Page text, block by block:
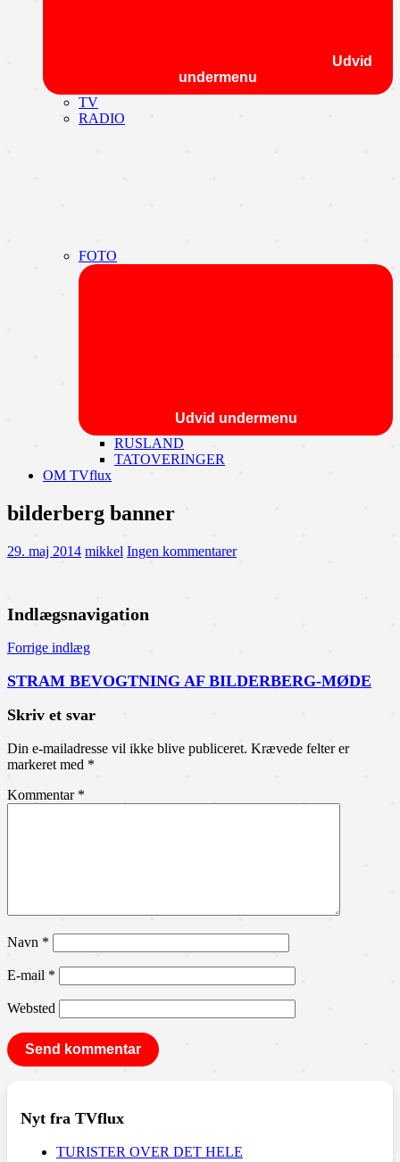
Udvid
undermenu
TV
RADIO
FOTO
Udvid undermenu
RUSLAND
TATOVERINGER
OM TVflux
bilderberg banner
29. maj 2014 mikkel Ingen kommentarer
Indlægsnavigation
Forrige indlæg
STRAM BEVOGTNING AF BILDERBERG-MØDE
Skriv et svar
Din e-mailadresse vil ikke blive publiceret. Krævede felter er
markeret med *
Kommentar *
Navn *
E-mail *
Websted
Nyt fra TVflux
TURISTER OVER DET HELE